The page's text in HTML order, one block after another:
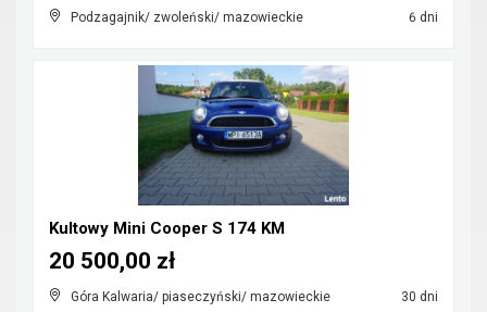
Podzagajnik/ zwoleński/ mazowieckie 6 dni
Kultowy Mini Cooper S 174 KM
Góra Kalwaria/ piaseczyński/ mazowieckie 30 dni
20 500,00 zł